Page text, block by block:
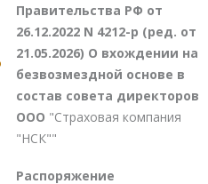
Правительства РФ от
26.12.2022 N 4212-р (ред. от
21.05.2026) О вхождении на
безвозмездной основе в
состав совета директоров
ООО "Страховая компания
"НСК""
Распоряжение